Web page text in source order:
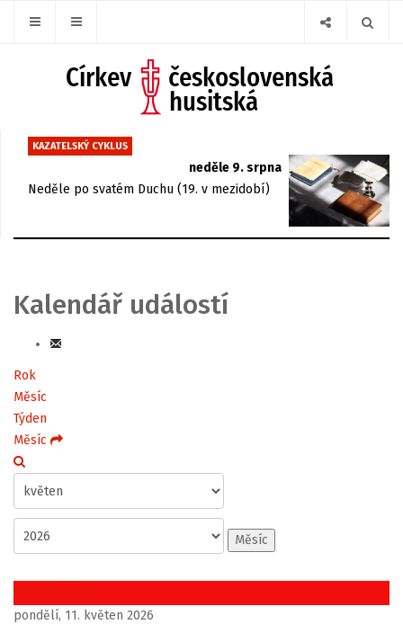
KAZATELSKÝ CYKLUS
neděle 9. srpna
Neděle po svatém Duchu (19. v mezidobí)
Kalendář událostí
Rok
Měsíc
Týden
Měsíc
Měsíc
Předchozí den
pondělí, 11. květen 2026